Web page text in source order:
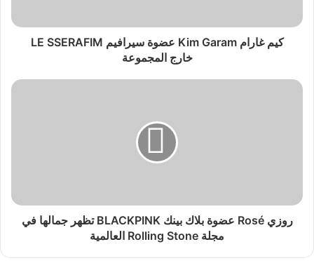
كيم غارام Kim Garam عضوة سيرافيم LE SSERAFIM
خارج المجموعة
روزي Rosé عضوة بلاك بينك BLACKPINK تظهر جمالها في
مجلة Rolling Stone العالمية